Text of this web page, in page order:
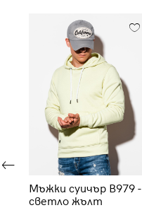
Мъжки суичър B979 -
светло жълт